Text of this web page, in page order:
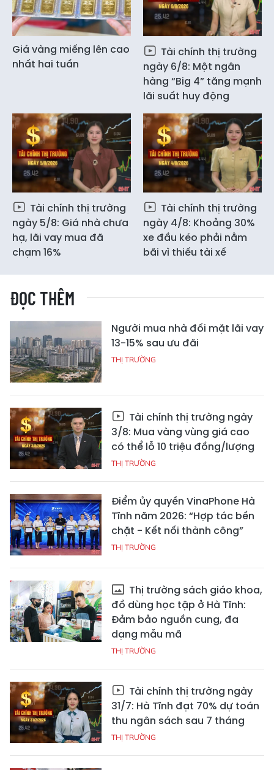
Giá vàng miếng lên cao
nhất hai tuần
Tài chính thị trường
ngày 6/8: Một ngân
hàng “Big 4” tăng mạnh
lãi suất huy động
Tài chính thị trường
ngày 5/8: Giá nhà chưa
hạ, lãi vay mua đã
chạm 16%
Tài chính thị trường
ngày 4/8: Khoảng 30%
xe đầu kéo phải nằm
bãi vì thiếu tài xế
ĐỌC THÊM
Người mua nhà đối mặt lãi vay
13-15% sau ưu đãi
THỊ TRƯỜNG
Tài chính thị trường ngày
3/8: Mua vàng vùng giá cao
có thể lỗ 10 triệu đồng/lượng
THỊ TRƯỜNG
Điểm ủy quyền VinaPhone Hà
Tĩnh năm 2026: “Hợp tác bền
chặt - Kết nối thành công”
THỊ TRƯỜNG
Thị trường sách giáo khoa,
đồ dùng học tập ở Hà Tĩnh:
Đảm bảo nguồn cung, đa
dạng mẫu mã
THỊ TRƯỜNG
Tài chính thị trường ngày
31/7: Hà Tĩnh đạt 70% dự toán
thu ngân sách sau 7 tháng
THỊ TRƯỜNG